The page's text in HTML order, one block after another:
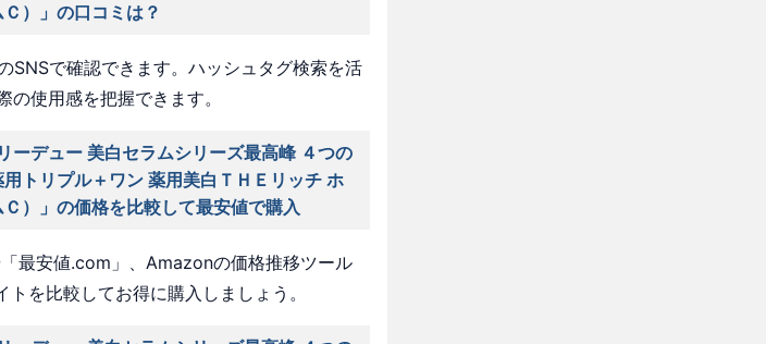
）」の口コミは？
で確認できます。ハッシュタグ検索を活
使用感を把握できます。
ーデュー 美白セラムシリーズ最高峰 ４つの
トリプル＋ワン 薬用美白ＴＨＥリッチ ホ
）」の価格を比較して最安値で購入
最安値.com」、Amazonの価格推移ツール
を比較してお得に購入しましょう。